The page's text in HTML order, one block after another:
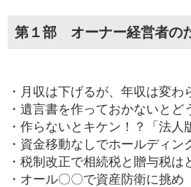
第１部 オーナー経営者の
・月収は下げるが、年収は変わ
・遺言書を作っておかないとど
・作らないとキケン！？「法人
・資金移動なしでホールディン
・税制改正で相続税と贈与税は
・オール〇〇で資産防衛に挑め